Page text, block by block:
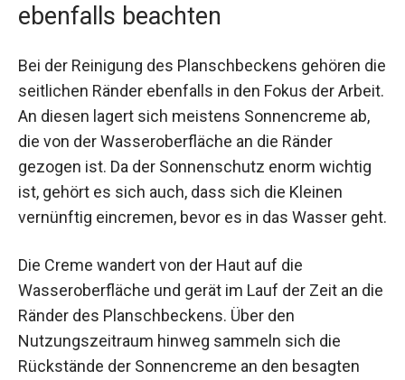
ebenfalls beachten
Bei der Reinigung des Planschbeckens gehören die
seitlichen Ränder ebenfalls in den Fokus der Arbeit.
An diesen lagert sich meistens Sonnencreme ab,
die von der Wasseroberfläche an die Ränder
gezogen ist. Da der Sonnenschutz enorm wichtig
ist, gehört es sich auch, dass sich die Kleinen
vernünftig eincremen, bevor es in das Wasser geht.
Die Creme wandert von der Haut auf die
Wasseroberfläche und gerät im Lauf der Zeit an die
Ränder des Planschbeckens. Über den
Nutzungszeitraum hinweg sammeln sich die
Rückstände der Sonnencreme an den besagten